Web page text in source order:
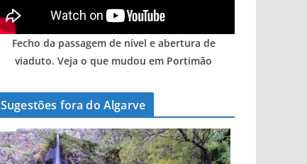
Fecho da passagem de nível e abertura de
viaduto. Veja o que mudou em Portimão
Sugestões fora do Algarve